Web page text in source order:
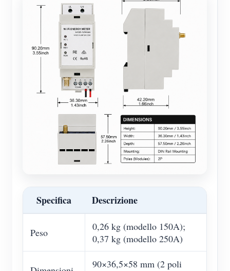
Specifica Descrizione
Peso
0,26 kg (modello 150A);
0,37 kg (modello 250A)
90×36,5×58 mm (2 poli